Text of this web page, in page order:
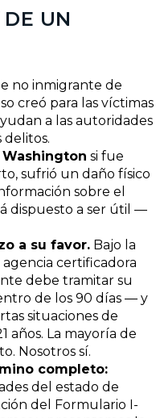
UN
no inmigrante de
creó para las víctimas
a las autoridades
delitos.
si fue
sufrió un daño físico
sobre el
dispuesto a ser útil —
a su favor. Bajo la
agencia certificadora
debe tramitar su
de los 90 días — y
situaciones de
años. La mayoría de
Nosotros sí.
completo:
del estado de
del Formulario I-